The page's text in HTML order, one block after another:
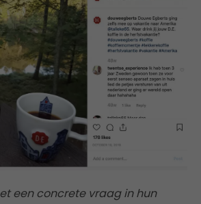
een concrete vraag in hun